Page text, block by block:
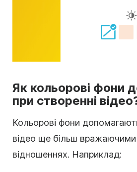
Як кольорові фони
при створенні
Кольорові фони
відео ще більш вражаючими
відношеннях. Наприклад: